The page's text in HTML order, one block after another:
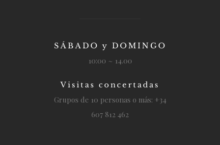
SÁBADO y DOMINGO
10:00 ~ 14.00
Visitas concertadas
Grupos de 10 personas o más: +34
607 812 462